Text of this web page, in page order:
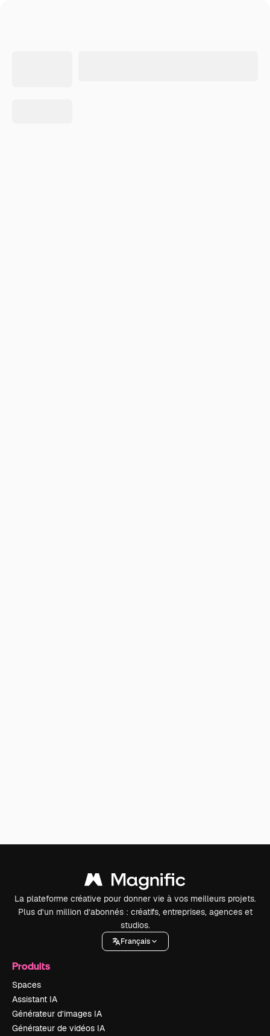
La plateforme créative pour donner vie à vos meilleurs projets.
Plus d’un million d’abonnés : créatifs, entreprises, agences et
studios.
Français
Produits
Spaces
Assistant IA
Générateur d’images IA
Générateur de vidéos IA